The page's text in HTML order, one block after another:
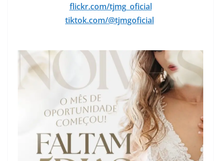
flickr.com/tjmg_oficial
tiktok.com/@tjmgoficial